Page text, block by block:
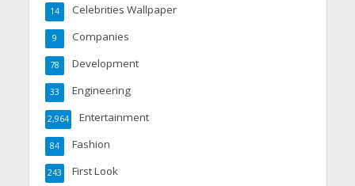
Celebrities Wallpaper
14
Companies
9
Development
78
Engineering
33
Entertainment
2,964
Fashion
84
First Look
243